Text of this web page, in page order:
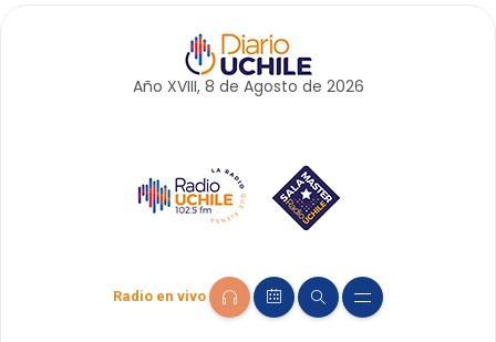
Año XVIII, 8 de Agosto de 2026
Radio en vivo